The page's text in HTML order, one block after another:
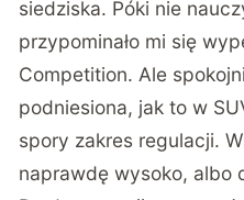
siedziska. Póki nie
przypominało mi się
Competition. Ale
podniesiona, jak to w
spory zakres regulacji.
naprawdę wysoko, albo